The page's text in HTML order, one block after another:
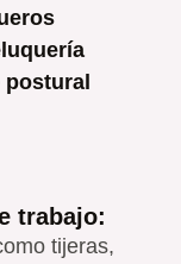
postural
trabajo:
tijeras,